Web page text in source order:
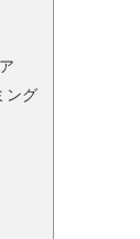
ング